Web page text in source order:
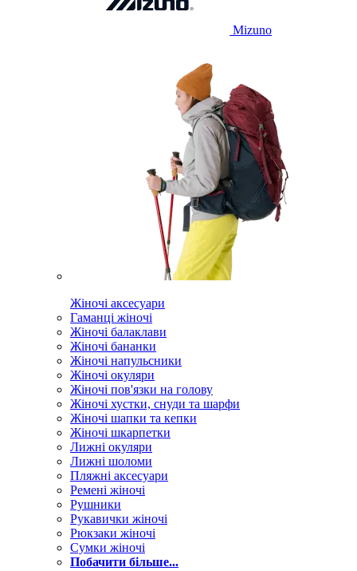
Mizuno
Жіночі аксесуари
Гаманці жіночі
Жіночі балаклави
Жіночі бананки
Жіночі напульсники
Жіночі окуляри
Жіночі пов'язки на голову
Жіночі хустки, снуди та шарфи
Жіночі шапки та кепки
Жіночі шкарпетки
Лижні окуляри
Лижні шоломи
Пляжні аксесуари
Ремені жіночі
Рушники
Рукавички жіночі
Рюкзаки жіночі
Сумки жіночі
Побачити більше...